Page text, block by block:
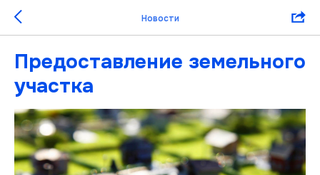
Новости
Предоставление земельного
участка